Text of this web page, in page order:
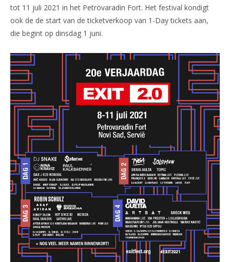
tot 11 juli 2021 in het Petrovaradin Fort. Het festival kondigt
ook de de start van de ticketverkoop van 1-Day tickets aan,
die begint op dinsdag 1 juni.